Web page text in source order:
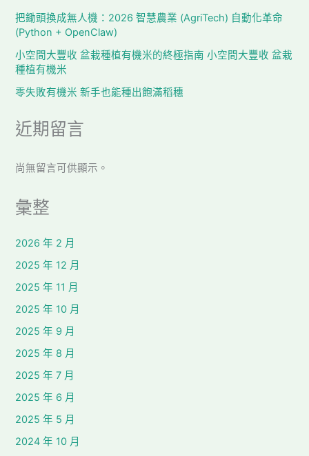
把鋤頭換成無人機：2026 智慧農業 (AgriTech) 自動化革命
(Python + OpenClaw)
小空間大豐收 盆栽種植有機米的終極指南 小空間大豐收 盆栽
種植有機米
零失敗有機米 新手也能種出飽滿稻穗
近期留言
尚無留言可供顯示。
彙整
2026 年 2 月
2025 年 12 月
2025 年 11 月
2025 年 10 月
2025 年 9 月
2025 年 8 月
2025 年 7 月
2025 年 6 月
2025 年 5 月
2024 年 10 月